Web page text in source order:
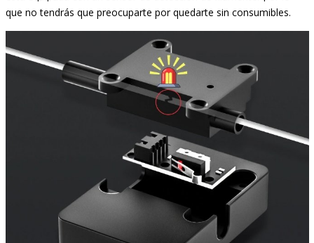
que no tendrás que preocuparte por quedarte sin consumibles.